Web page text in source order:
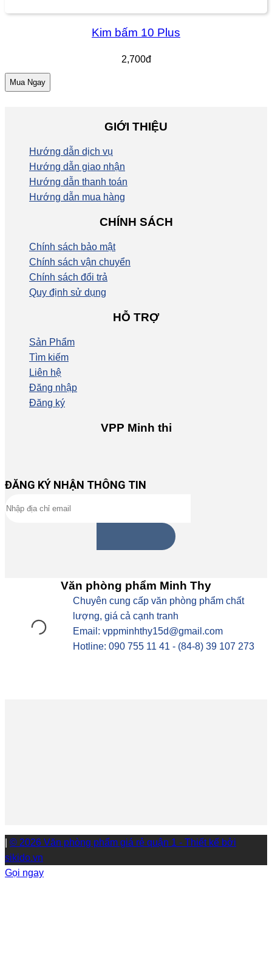
Kim bấm 10 Plus
2,700đ
Mua Ngay
GIỚI THIỆU
Hướng dẫn dịch vụ
Hướng dẫn giao nhận
Hướng dẫn thanh toán
Hướng dẫn mua hàng
CHÍNH SÁCH
Chính sách bảo mật
Chính sách vận chuyển
Chính sách đổi trả
Quy định sử dụng
HỖ TRỢ
Sản Phẩm
Tìm kiếm
Liên hệ
Đăng nhập
Đăng ký
VPP Minh thi
ĐĂNG KÝ NHẬN THÔNG TIN
Văn phòng phẩm Minh Thy
Chuyên cung cấp văn phòng phẩm chất
lượng, giá cả cạnh tranh
Email: vppminhthy15d@gmail.com
Hotline: 090 755 11 41 - (84-8) 39 107 273
© 2026 Văn phòng phẩm giá rẻ quận 1 - Thiết kế bởi
sikido.vn
Gọi ngay